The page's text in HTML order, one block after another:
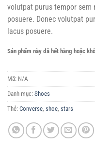
volutpat purus tempor
posuere. Donec volutpat
lacus posuere.
Sản phẩm này đã hết hàng hoặc
Mã: N/A
Danh mục: Shoes
Thẻ: Converse, shoe, stars